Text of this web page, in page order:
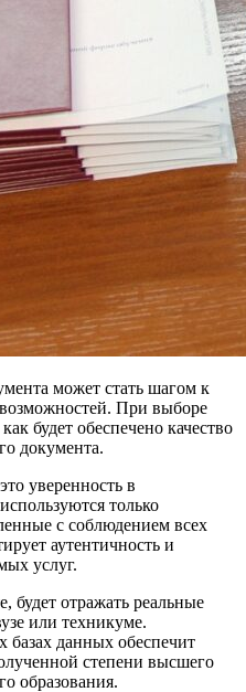
может стать шагом к
При выборе
будет обеспечено качество
документа.
уверенность в
только
с соблюдением всех
аутентичность и
услуг.
будет отражать реальные
или техникуме.
базах данных обеспечит
степени высшего
образования.